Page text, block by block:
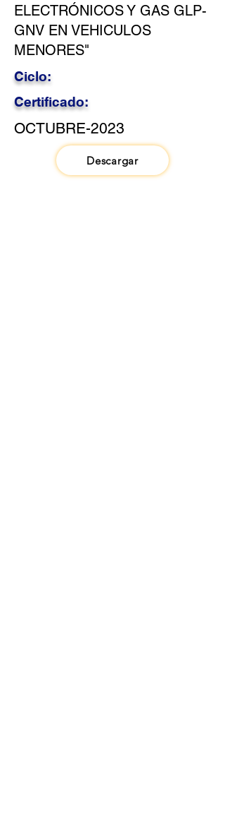
ELECTRÓNICOS Y GAS GLP-
GNV EN VEHICULOS
MENORES"
Ciclo:
Certificado:
OCTUBRE-2023
Descargar